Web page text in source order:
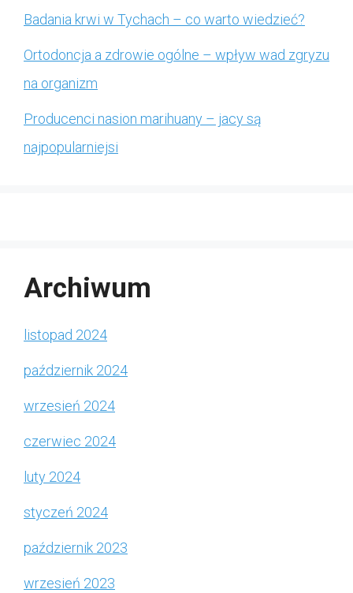
Badania krwi w Tychach – co warto wiedzieć?
Ortodoncja a zdrowie ogólne – wpływ wad zgryzu
na organizm
Producenci nasion marihuany – jacy są
najpopularniejsi
Archiwum
listopad 2024
październik 2024
wrzesień 2024
czerwiec 2024
luty 2024
styczeń 2024
październik 2023
wrzesień 2023